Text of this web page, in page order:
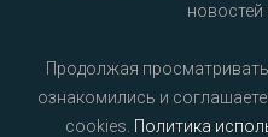
новостей
Продолжая
ознакомились и
cookies. Политика